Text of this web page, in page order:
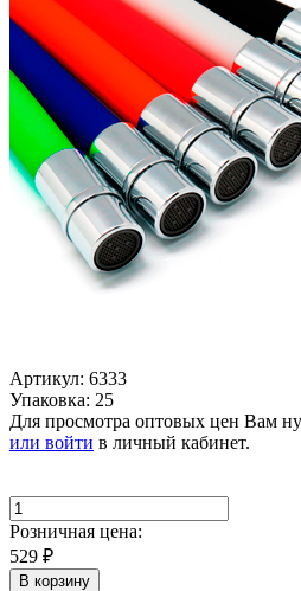
Артикул: 6333
Упаковка: 25
Для просмотра оптовых цен Вам
или войти в личный кабинет.
Розничная цена:
529 ₽
В корзину